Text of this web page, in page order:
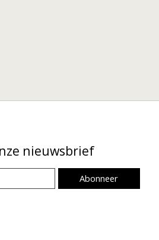
nieuwsbrief
Abonneer